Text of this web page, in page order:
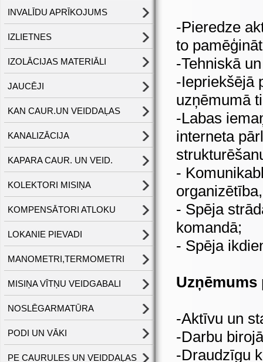
INVALĪDU APRĪKOJUMS
IZLIETNES
IZOLĀCIJAS MATERIĀLI
JAUCĒJI
KAN CAUR.UN VEIDDAĻAS
KANALIZĀCIJA
KAPARA CAUR. UN VEID.
KOLEKTORI MISIŅA
KOMPENSĀTORI ATLOKU
LOKANIE PIEVADI
MANOMETRI,TERMOMETRI
MISIŅA VĪTŅU VEIDGABALI
NOSLĒGARMATŪRA
PODI UN VĀKI
PE CAURULES UN VEIDDAĻAS
-Pieredze
to
-Tehniskā
-Iepriekšējā
uzņēmumā
-Labas
interneta
-
- Spēja
komandā;
- Spēja
Uzņēmums
-Aktīvu un
-Darbu
-Draudzīgu